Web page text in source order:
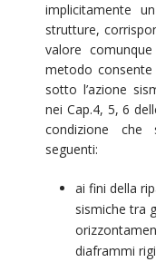
implicitamente
strutture,
valore
metodo
sotto l’azione
nei Cap.4, 5, 6
condizione
seguenti:
ai fini della
sismiche tra
diaframmi